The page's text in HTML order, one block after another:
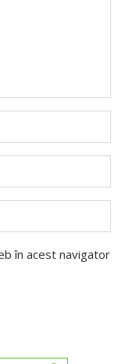
în acest navigator